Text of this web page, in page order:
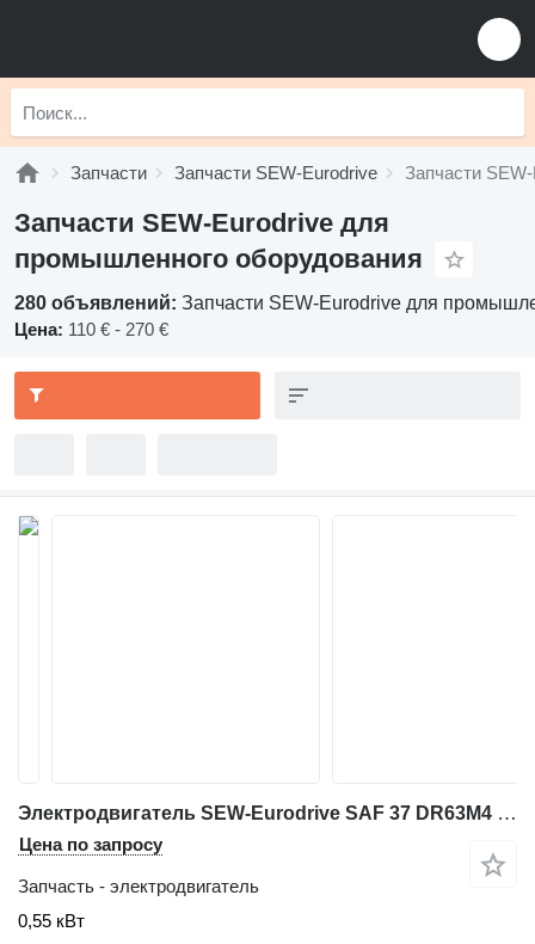
Запчасти Запчасти SEW-Eurodrive Запчасти
Запчасти SEW-Eurodrive для
промышленного оборудования
280 объявлений: Запчасти SEW-Eurodrive для
Цена: 110 € - 270 €
Электродвигатель SEW-Eurodrive SAF 37 DR63M4 для промышленного оборудования
Цена по запросу
Запчасть - электродвигатель
0,55 кВт